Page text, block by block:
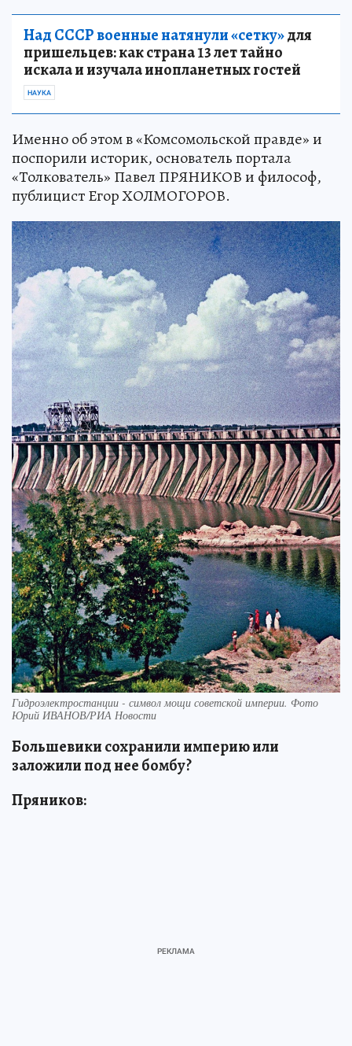
Над СССР военные натянули «сетку»для
пришельцев: как страна 13 лет тайно
искала и изучала инопланетных гостей
НАУКА
Именно об этом в «Комсомольской правде» и
поспорили историк, основатель портала
«Толкователь» Павел ПРЯНИКОВ и философ,
публицист Егор ХОЛМОГОРОВ.
Гидроэлектростанции - символ мощи советской империи. Фото
Юрий ИВАНОВ/РИА Новости
Большевики сохранили империю или
заложили под нее бомбу?
Пряников: